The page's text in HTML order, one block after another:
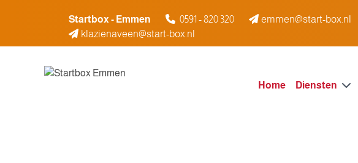
Startbox - Emmen
0591 - 820 320 emmen@start-box.nl
klazienaveen@start-box.nl
Home Diensten